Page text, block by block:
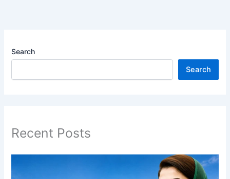
Search
Search
Recent Posts